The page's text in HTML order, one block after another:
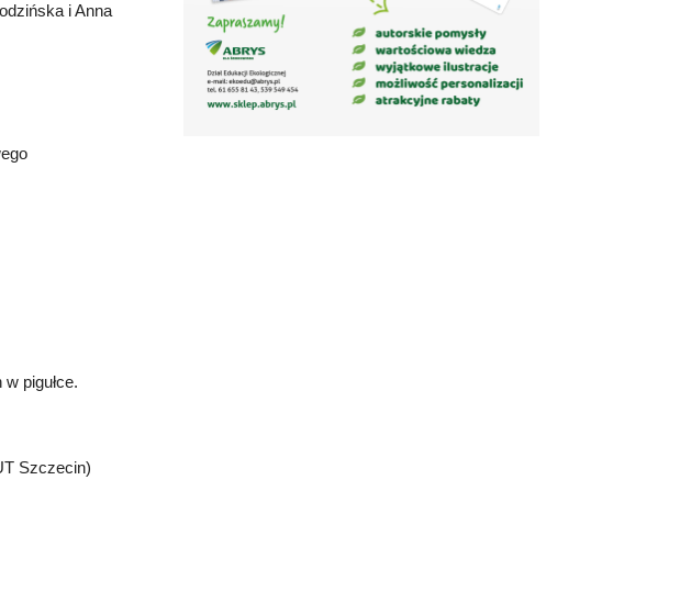
i Anna
pigułce.
Szczecin)